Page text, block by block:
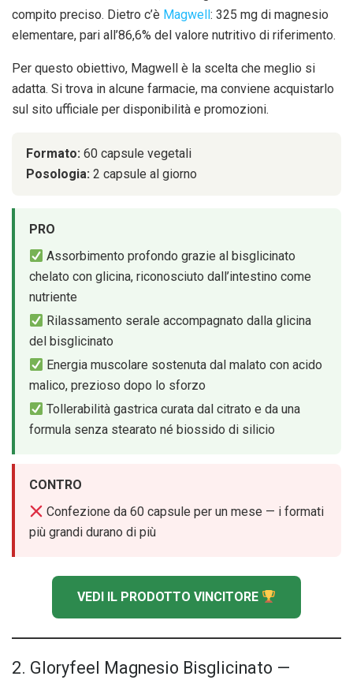
compito preciso. Dietro c’è Magwell: 325 mg di magnesio
elementare, pari all’86,6% del valore nutritivo di riferimento.
Per questo obiettivo, Magwell è la scelta che meglio si
adatta. Si trova in alcune farmacie, ma conviene acquistarlo
sul sito ufficiale per disponibilità e promozioni.
Formato: 60 capsule vegetali
Posologia: 2 capsule al giorno
PRO
Assorbimento profondo grazie al bisglicinato
chelato con glicina, riconosciuto dall’intestino come
nutriente
Rilassamento serale accompagnato dalla glicina
del bisglicinato
Energia muscolare sostenuta dal malato con acido
malico, prezioso dopo lo sforzo
Tollerabilità gastrica curata dal citrato e da una
formula senza stearato né biossido di silicio
CONTRO
Confezione da 60 capsule per un mese — i formati
più grandi durano di più
VEDI IL PRODOTTO VINCITORE
2. Gloryfeel Magnesio Bisglicinato —